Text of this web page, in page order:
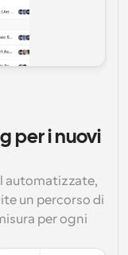
per i nuovi
automatizzate,
un percorso di
per ogni